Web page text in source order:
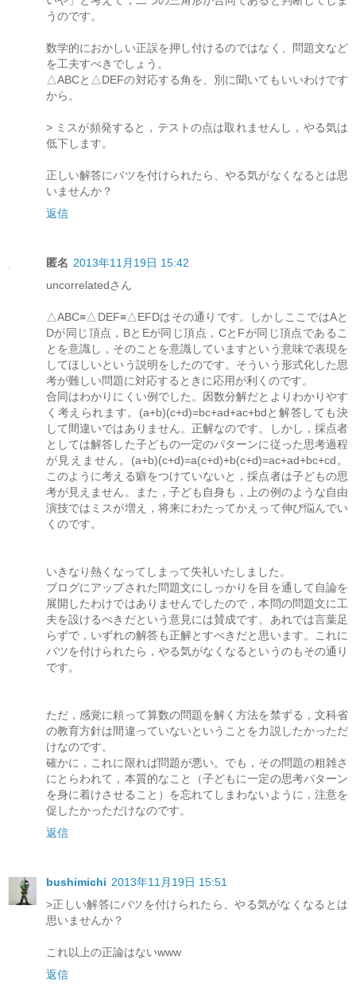
うのです。
数学的におかしい正誤を押し付けるのではなく、問題文など
を工夫すべきでしょう。
△ABCと△DEFの対応する角を、別に聞いてもいいわけです
から。
> ミスが頻発すると，テストの点は取れませんし，やる気は
低下します。
正しい解答にバツを付けられたら、やる気がなくなるとは思
いませんか？
返信
匿名 2013年11月19日 15:42
uncorrelatedさん
△ABC≡△DEF≡△EFDはその通りです。しかしここではAと
Dが同じ頂点，BとEが同じ頂点，CとFが同じ頂点であるこ
とを意識し，そのことを意識していますという意味で表現を
してほしいという説明をしたのです。そういう形式化した思
考が難しい問題に対応するときに応用が利くのです。
合同はわかりにくい例でした。因数分解だとよりわかりやす
く考えられます。(a+b)(c+d)=bc+ad+ac+bdと解答しても決
して間違いではありません。正解なのです。しかし，採点者
としては解答した子どもの一定のパターンに従った思考過程
が見えません。(a+b)(c+d)=a(c+d)+b(c+d)=ac+ad+bc+cd。
このように考える癖をつけていないと，採点者は子どもの思
考が見えません。また，子ども自身も，上の例のような自由
演技ではミスが増え，将来にわたってかえって伸び悩んでい
くのです。
いきなり熱くなってしまって失礼いたしました。
ブログにアップされた問題文にしっかりを目を通して自論を
展開したわけではありませんでしたので，本問の問題文に工
夫を設けるべきだという意見には賛成です。あれでは言葉足
らずで，いずれの解答も正解とすべきだと思います。これに
バツを付けられたら，やる気がなくなるというのもその通り
です。
ただ，感覚に頼って算数の問題を解く方法を禁ずる，文科省
の教育方針は間違っていないということを力説したかっただ
けなのです。
確かに，これに限れば問題が悪い。でも，その問題の粗雑さ
にとらわれて，本質的なこと（子どもに一定の思考パターン
を身に着けさせること）を忘れてしまわないように，注意を
促したかっただけなのです。
返信
bushimichi 2013年11月19日 15:51
>正しい解答にバツを付けられたら、やる気がなくなるとは
思いませんか？
これ以上の正論はないwww
返信